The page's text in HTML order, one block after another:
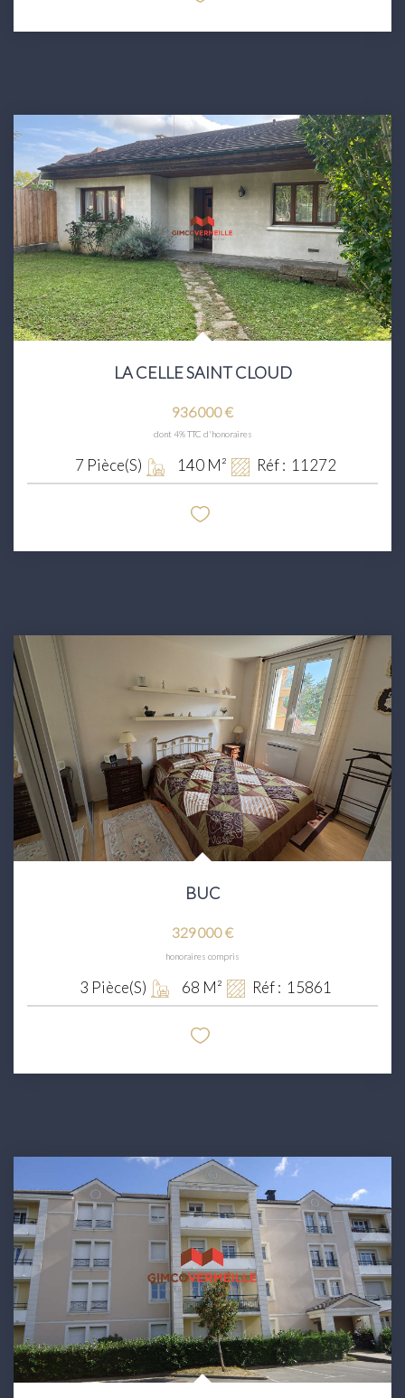
LA CELLE SAINT CLOUD
936 000 €
dont 4% TTC d'honoraires
7 Pièce(s) 140 M² Réf : 11272
BUC
329 000 €
honoraires compris
3 Pièce(s) 68 M² Réf : 15861